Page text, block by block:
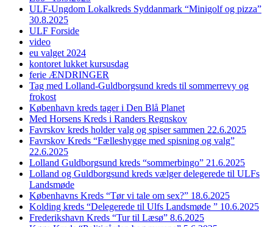
ULF-Ungdom Lokalkreds Syddanmark “Minigolf og pizza”
30.8.2025
ULF Forside
video
eu valget 2024
kontoret lukket kursusdag
ferie ÆNDRINGER
Tag med Lolland-Guldborgsund kreds til sommerrevy og
frokost
København kreds tager i Den Blå Planet
Med Horsens Kreds i Randers Regnskov
Favrskov kreds holder valg og spiser sammen 22.6.2025
Favrskov Kreds “Fælleshygge med spisning og valg”
22.6.2025
Lolland Guldborgsund kreds “sommerbingo” 21.6.2025
Lolland og Guldborgsund kreds vælger delegerede til ULFs
Landsmøde
Københavns Kreds “Tør vi tale om sex?” 18.6.2025
Kolding kreds “Delegerede til Ulfs Landsmøde ” 10.6.2025
Frederikshavn Kreds “Tur til Læsø” 8.6.2025